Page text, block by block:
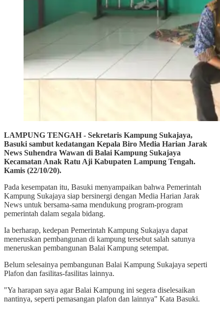
LAMPUNG TENGAH - Sekretaris Kampung Sukajaya,
Basuki sambut kedatangan Kepala Biro Media Harian Jarak
News Suhendra Wawan di Balai Kampung Sukajaya
Kecamatan Anak Ratu Aji Kabupaten Lampung Tengah.
Kamis (22/10/20).
Pada kesempatan itu, Basuki menyampaikan bahwa Pemerintah
Kampung Sukajaya siap bersinergi dengan Media Harian Jarak
News untuk bersama-sama mendukung program-program
pemerintah dalam segala bidang.
Ia berharap, kedepan Pemerintah Kampung Sukajaya dapat
meneruskan pembangunan di kampung tersebut salah satunya
meneruskan pembangunan Balai Kampung setempat.
Belum selesainya pembangunan Balai Kampung Sukajaya seperti
Plafon dan fasilitas-fasilitas lainnya.
"Ya harapan saya agar Balai Kampung ini segera diselesaikan
nantinya, seperti pemasangan plafon dan lainnya" Kata Basuki.